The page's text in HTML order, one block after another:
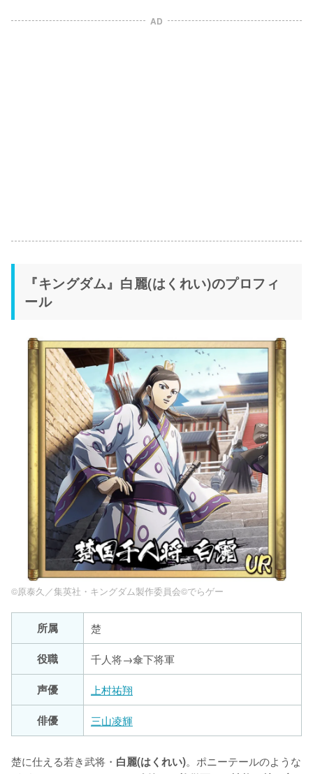
AD
『キングダム』白麗(はくれい)のプロフィ
ール
©原泰久／集英社・キングダム製作委員会©でらゲー
所属
楚
役職
千人将→傘下将軍
声優
上村祐翔
俳優
三山凌輝
楚に仕える若き武将・ 白麗(はくれい)。ポニーテールのような